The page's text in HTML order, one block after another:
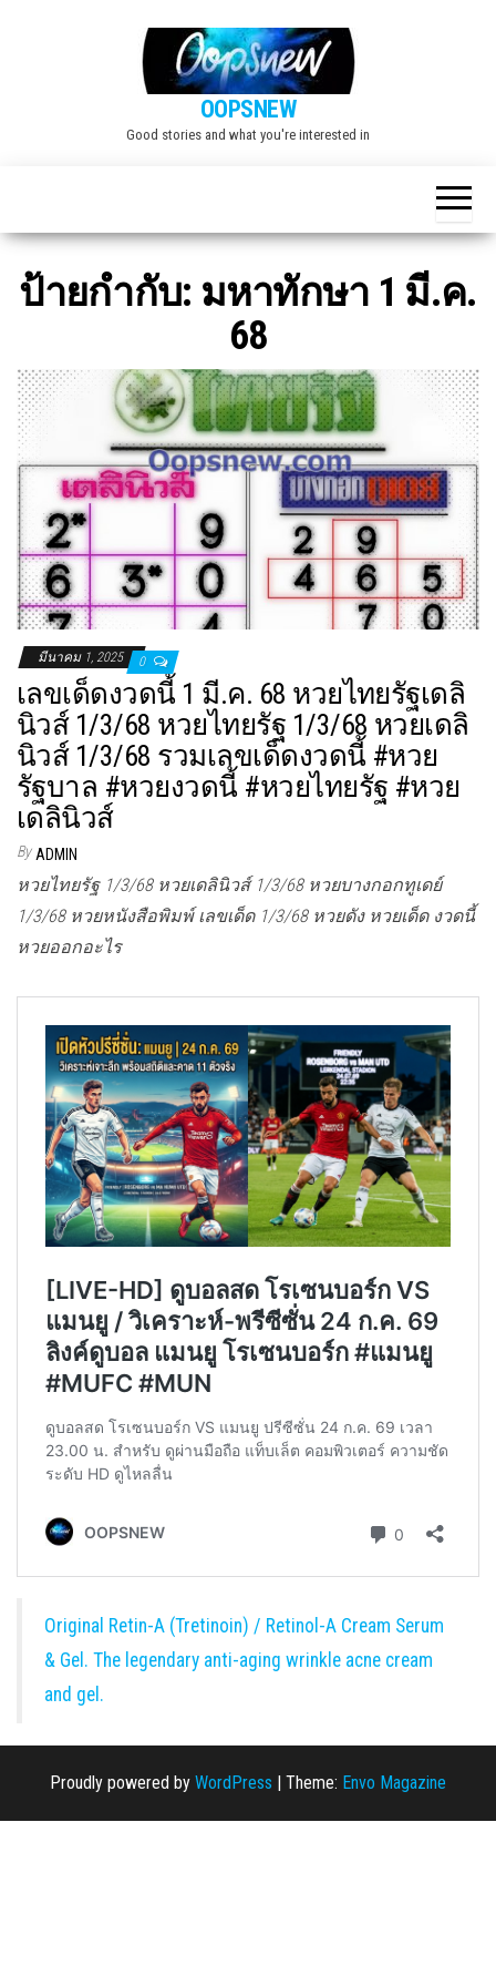
OOPSNEW
Good stories and what you're interested in
ป้ายกำกับ: มหาทักษา 1 มี.ค.
68
มีนาคม 1, 2025 0
เลขเด็ดงวดนี้ 1 มี.ค. 68 หวยไทยรัฐเดลิ
นิวส์ 1/3/68 หวยไทยรัฐ 1/3/68 หวยเดลิ
นิวส์ 1/3/68 รวมเลขเด็ดงวดนี้ #หวย
รัฐบาล #หวยงวดนี้ #หวยไทยรัฐ #หวย
เดลินิวส์
By ADMIN
หวยไทยรัฐ 1/3/68 หวยเดลินิวส์ 1/3/68 หวยบางกอกทูเดย์
1/3/68 หวยหนังสือพิมพ์ เลขเด็ด 1/3/68 หวยดัง หวยเด็ด งวดนี้
หวยออกอะไร
Original Retin-A (Tretinoin) / Retinol-A Cream Serum
& Gel. The legendary anti-aging wrinkle acne cream
and gel.
Proudly powered by WordPress | Theme: Envo Magazine